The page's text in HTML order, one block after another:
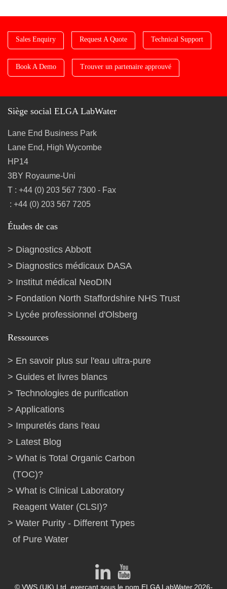
Sales Enquiry Request A Quote Technical Support
Book A Demo Trouver un partenaire approuvé
Siège social ELGA LabWater
Lane End Business Park
Lane End, High Wycombe
HP14
3BY Royaume-Uni
T : +44 (0) 203 567 7300 - Fax
: +44 (0) 203 567 7205
Études de cas
Diagnostics Abbott
Diagnostics médicaux DASA
Institut médical NeoDIN
Fondation North Staffordshire NHS Trust
Lycée professionnel d'Olsberg
Ressources
En savoir plus sur l'eau ultra-pure
Guides et livres blancs
Technologies de purification
Applications
Impuretés dans l'eau
Latest Blog
What is Total Organic Carbon
(TOC)?
What is Clinical Laboratory
Reagent Water (CLSI)?
Water Purity - Different Types
of Pure Water
© VWS (UK) Ltd. exerçant sous le nom ELGA LabWater.2026-